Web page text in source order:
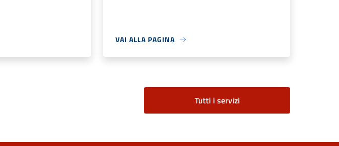
VAI ALLA PAGINA
Tutti i servizi